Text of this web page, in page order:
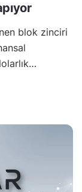
blok zinciri